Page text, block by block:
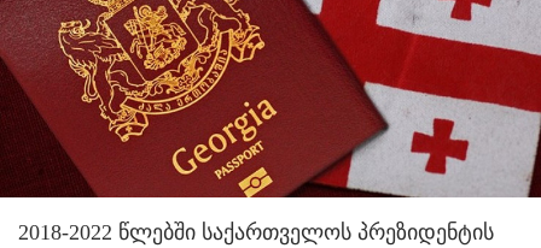
2018-2022 წლებში საქართველოს პრეზიდენტის